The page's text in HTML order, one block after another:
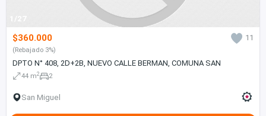
1/27
$360.000 11
(Rebajado 3%)
DPTO N° 408, 2D+2B, NUEVO CALLE BERMAN, COMUNA SAN
44 m2 2
San Miguel